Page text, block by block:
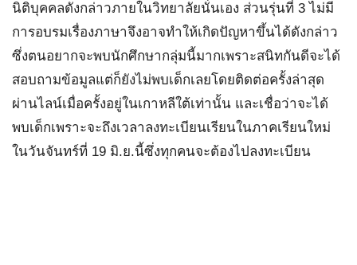
นิติบุคคลดังกล่าวภายในวิทยาลัยนั่นเอง ส่วนรุ่นที่ 3 ไม่มี
การอบรมเรื่องภาษาจึงอาจทำให้เกิดปัญหาขึ้นได้ดังกล่าว
ซึ่งตนอยากจะพบนักศึกษากลุ่มนี้มากเพราะสนิทกันดีจะได้
สอบถามข้อมูลแต่ก็ยังไม่พบเด็กเลยโดยติดต่อครั้งล่าสุด
ผ่านไลน์เมื่อครั้งอยู่ในเกาหลีใต้เท่านั้น และเชื่อว่าจะได้
พบเด็กเพราะจะถึงเวลาลงทะเบียนเรียนในภาคเรียนใหม่
ในวันจันทร์ที่ 19 มิ.ย.นี้ซึ่งทุกคนจะต้องไปลงทะเบียน